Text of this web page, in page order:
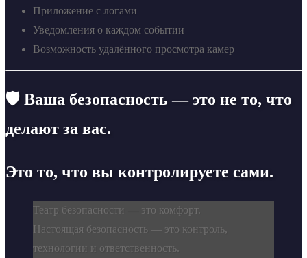
Приложение с логами
Уведомления о каждом событии
Возможность удалённого просмотра камер
🛡 Ваша безопасность — это не то, что
делают за вас.
Это то, что вы контролируете сами.
Театр безопасности — это комфорт.
Настоящая безопасность — это контроль,
технологии и ответственность.